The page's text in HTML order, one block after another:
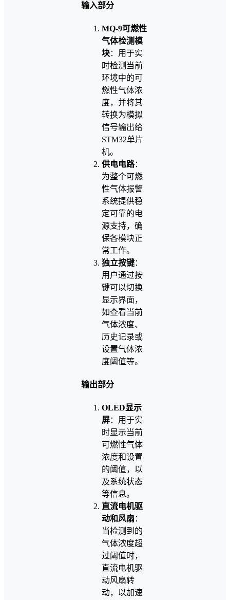
输入部分
MQ-9可燃性
气体检测模
块：用于实
时检测当前
环境中的可
燃性气体浓
度，并将其
转换为模拟
信号输出给
STM32单片
机。
供电电路：
为整个可燃
性气体报警
系统提供稳
定可靠的电
源支持，确
保各模块正
常工作。
独立按键：
用户通过按
键可以切换
显示界面，
如查看当前
气体浓度、
历史记录或
设置气体浓
度阈值等。
输出部分
OLED显示
屏：用于实
时显示当前
可燃性气体
浓度和设置
的阈值，以
及系统状态
等信息。
直流电机驱
动和风扇 ：
当检测到的
气体浓度超
过阈值时，
直流电机驱
动风扇转
动，以加速